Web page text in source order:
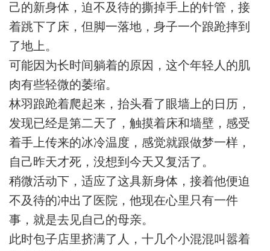
己的新身体，迫不及待的撕掉手上的针管，接
着跳下了床，但脚一落地，身子一个踉跄摔到
了地上。
可能因为长时间躺着的原因，这个年轻人的肌
肉有些轻微的萎缩。
林羽踉跄着爬起来，抬头看了眼墙上的日历，
发现已经是第二天了，触摸着床和墙壁，感受
着手上传来的冰冷温度，感觉就跟做梦一样，
自己昨天才死，没想到今天又复活了。
稍微活动下，适应了这具新身体，接着他便迫
不及待的冲出了医院，他现在心里只有一件
事，就是去见自己的母亲。
此时包子店里挤满了人，十几个小混混叫嚣着